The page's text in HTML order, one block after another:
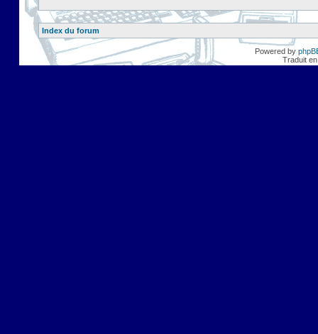
Index du forum
Powered by
Traduit